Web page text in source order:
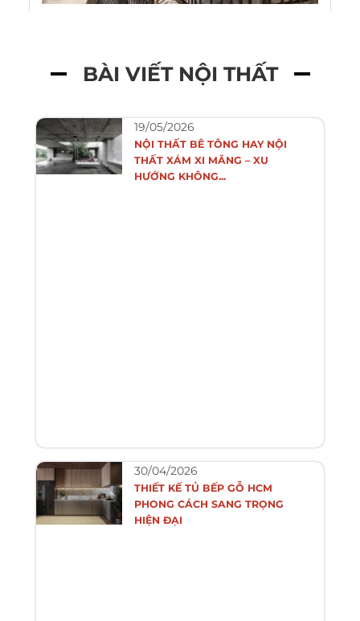
BÀI VIẾT NỘI THẤT
19/05/2026
NỘI THẤT BÊ TÔNG HAY NỘI
THẤT XÁM XI MĂNG – XU
HƯỚNG KHÔNG...
30/04/2026
THIẾT KẾ TỦ BẾP GỖ HCM
PHONG CÁCH SANG TRỌNG
HIỆN ĐẠI